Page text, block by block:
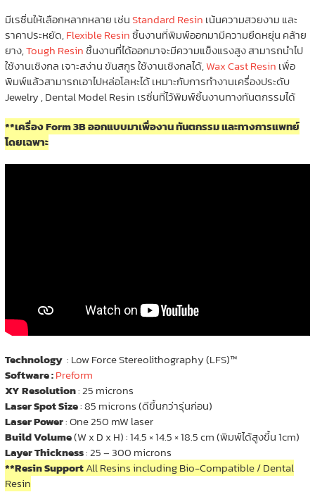
มีเรซิ่นให้เลือกหลากหลาย เช่นStandard Resin เน้นความสวยงาม และ
ราคาประหยัด,Flexible Resinชิ้นงานที่พิมพ์ออกมามีความยืดหยุ่น คล้าย
ยาง,Tough Resinชิ้นงานที่ได้ออกมาจะมีความแข็งแรงสูง สามารถนำไป
ใช้งานเชิงกล เจาะสง่าน ขันสกูร ใช้งานเชิงกลได้,Wax Cast Resin เพื่อ
พิมพ์แล้วสามารถเอาไปหล่อโลหะได้ เหมาะกับการทำงานเครื่องประดับ
Jewelry , Dental Model Resin เรซิ่นที่ไว้พิมพ์ชิ้นงานทางทันตกรรมได้
**เครื่อง Form 3B ออกแบบมาเพื่องาน ทันตกรรม และทางการแพทย์
โดยเฉพาะ
Technology: Low Force Stereolithography (LFS)™
Software :Preform
XY Resolution: 25 microns
Laser Spot Size: 85 microns (ดีขึ้นกว่ารุ่นก่อน)
Laser Power: One 250 mW laser
Build Volume(W x D x H) : 14.5 × 14.5 × 18.5 cm (พิมพ์ได้สูงขึ้น 1cm)
Layer Thickness: 25 – 300 microns
**Resin SupportAll Resins including Bio-Compatible / Dental
Resin